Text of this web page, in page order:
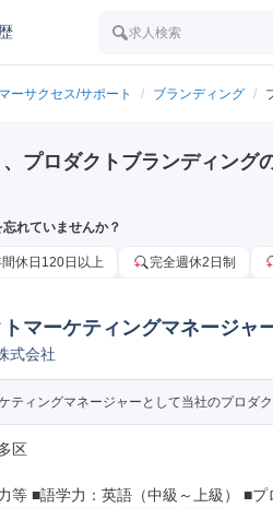
求人検索
ーサクセス/サポート / ブランディング /
プロダクトブランディング
れていませんか？
間休日120日以上 完全週休2日制
マーケティングマネージャ
式会社
ティングマネージャーとして当社のプロダ
区
等 ■語学力：英語（中級～上級） ■プ